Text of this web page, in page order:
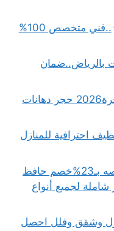
..فني متخصص 100%
بالرياض..ضمان
ترميم واجهات بالرياض بجودة فاخرة2026 حجر دهانات
احترافية للمنازل
شركة تنظيف عمائر بالرياض رخيصه بـ23%خصم حافظ
لجميع أنواع
وشقق وفلل احصل